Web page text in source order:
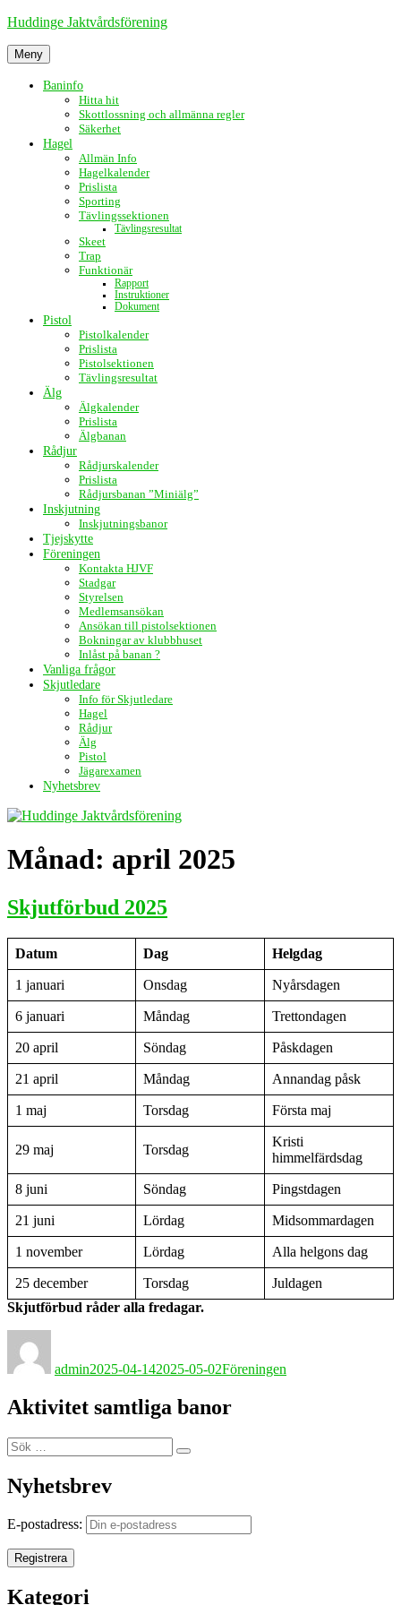
Hoppa
innehåll
Huddinge Jaktvårdsförening
Meny
Baninfo
Hitta hit
Skottlossning och allmänna regler
Säkerhet
Hagel
Allmän Info
Hagelkalender
Prislista
Sporting
Tävlingssektionen
Tävlingsresultat
Skeet
Trap
Funktionär
Rapport
Instruktioner
Dokument
Pistol
Pistolkalender
Prislista
Pistolsektionen
Tävlingsresultat
Älg
Älgkalender
Prislista
Älgbanan
Rådjur
Rådjurskalender
Prislista
Rådjursbanan ”Miniälg”
Inskjutning
Inskjutningsbanor
Tjejskytte
Föreningen
Kontakta HJVF
Stadgar
Styrelsen
Medlemsansökan
Ansökan till pistolsektionen
Bokningar av klubbhuset
Inlåst på banan ?
Vanliga frågor
Skjutledare
Info för Skjutledare
Hagel
Rådjur
Älg
Pistol
Jägarexamen
Nyhetsbrev
Månad: april 2025
Skjutförbud 2025
Datum Dag Helgdag
1 januari Onsdag Nyårsdagen
6 januari Måndag Trettondagen
20 april Söndag Påskdagen
21 april Måndag Annandag påsk
1 maj Torsdag Första maj
29 maj Torsdag
Kristi
himmelfärdsdag
8 juni Söndag Pingstdagen
21 juni Lördag Midsommardagen
1 november Lördag Alla helgons dag
25 december Torsdag
Juldagen
Skjutförbud råder alla fredagar.
admin2025-04-142025-05-02Föreningen
Aktivitet samtliga banor
Sök
efter:
Sök
Nyhetsbrev
E-postadress:
Kategori